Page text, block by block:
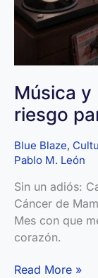
Música
riesgo
Blue Blaze,
Pablo M. León
Sin un adiós:
Cáncer de
Mes con que
corazón.
Música
Read More »